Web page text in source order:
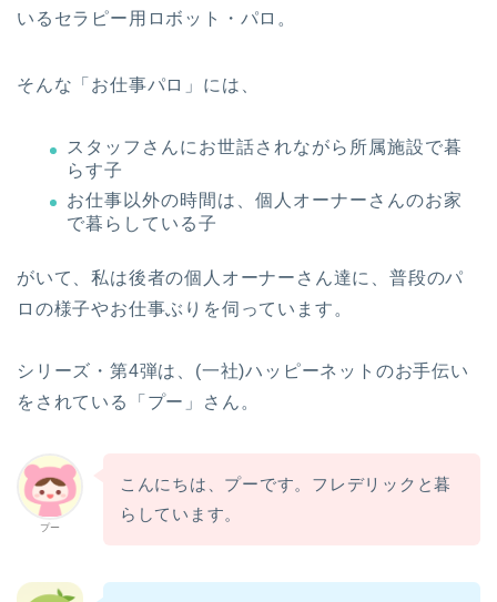
いるセラピー用ロボット・パロ。
そんな「お仕事パロ」には、
スタッフさんにお世話されながら所属施設で暮
らす子
お仕事以外の時間は、個人オーナーさんのお家
で暮らしている子
がいて、私は後者の個人オーナーさん達に、普段のパ
ロの様子やお仕事ぶりを伺っています。
シリーズ・第4弾は、(一社)ハッピーネットのお手伝い
をされている「プー」さん。
プー
こんにちは、プーです。フレデリックと暮
らしています。